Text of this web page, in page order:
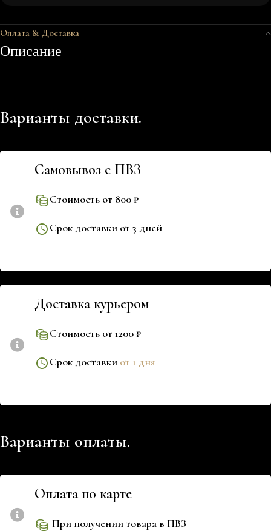
Оплата & Доставка
Описание
Варианты доставки.
Самовывоз с ПВЗ
Стоимость от 800 ₽
Срок доставки от 3 дней
Доставка курьером
Стоимость от 1200 ₽
Срок доставки от 1 дня
Варианты оплаты.
Оплата по карте
При получении товара в ПВЗ